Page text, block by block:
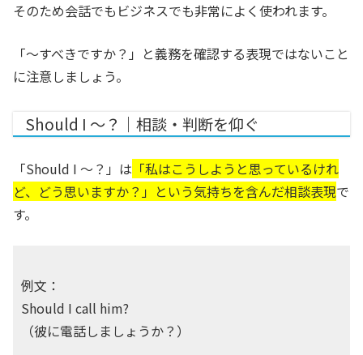
そのため会話でもビジネスでも非常によく使われます。
「〜すべきですか？」と義務を確認する表現ではないこと
に注意しましょう。
Should I ～？｜相談・判断を仰ぐ
「Should I ～？」は 「私はこうしようと思っているけれ
ど、どう思いますか？」という気持ちを含んだ相談表現で
す。
例文：
Should I call him?
（彼に電話しましょうか？）